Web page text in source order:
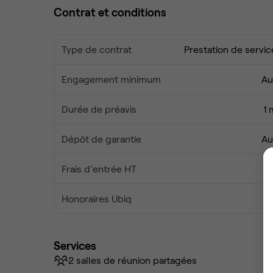
Contrat et conditions
Type de contrat Prestation de
Engagement minimum
Durée de préavis 1
Dépôt de garantie
Frais d'entrée HT
Honoraires Ubiq
Services
2 salles de réunion partagées